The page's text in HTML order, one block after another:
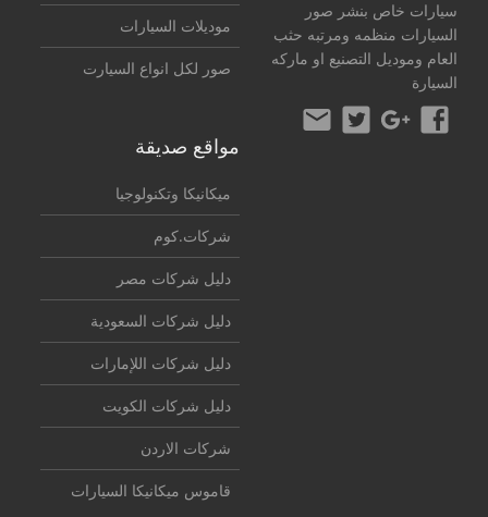
سيارات خاص بنشر صور
السيارات منظمه ومرتبه حثب
العام وموديل التصنيع او ماركه
السيارة
موديلات السيارات
صور لكل انواع السيارت
مواقع صديقة
ميكانيكا وتكنولوجيا
شركات.كوم
دليل شركات مصر
دليل شركات السعودية
دليل شركات اللإمارات
دليل شركات الكويت
شركات الاردن
قاموس ميكانيكا السيارات